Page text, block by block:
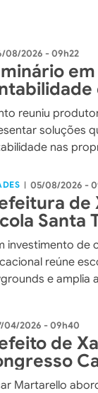
08/2026 - 09h22
reuniu
soluções
nas
| 05/08/2026 -
de
Santa
do
investimento de
reúne
e amplia
04/2026 - 09h40
de
e
Martarello